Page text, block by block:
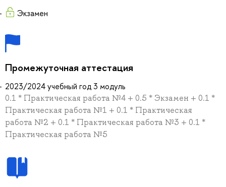
Экзамен
Промежуточная аттестация
2023/2024 учебный год 3 модуль
0.1 * Практическая работа №4 + 0.5 * Экзамен + 0.1 *
Практическая работа №1 + 0.1 * Практическая
работа №2 + 0.1 * Практическая работа №3 + 0.1 *
Практическая работа №5